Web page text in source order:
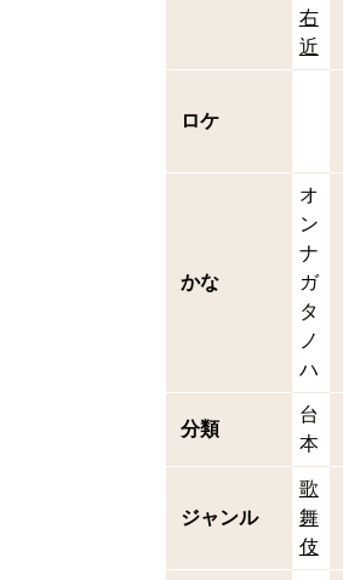
右
近
ロケ
かな
オ
ン
ナ
ガ
タ
ノ
ハ
分類
台
本
ジャンル
歌
舞
伎